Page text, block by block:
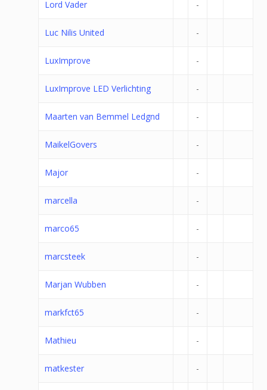
Lord Vader -
Luc Nilis United -
LuxImprove -
LuxImprove LED Verlichting -
Maarten van Bemmel Ledgnd -
MaikelGovers -
Major -
marcella -
marco65 -
marcsteek -
Marjan Wubben -
markfct65 -
Mathieu -
matkester -